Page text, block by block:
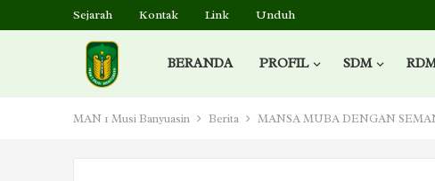
Sejarah Kontak Link Unduh
BERANDA PROFIL SDM
MAN 1 Musi Banyuasin Berita MANSA MUBA DENGAN